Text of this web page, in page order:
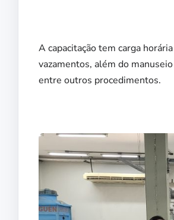
A capacitação tem carga
vazamentos, além do
entre outros procedimentos.